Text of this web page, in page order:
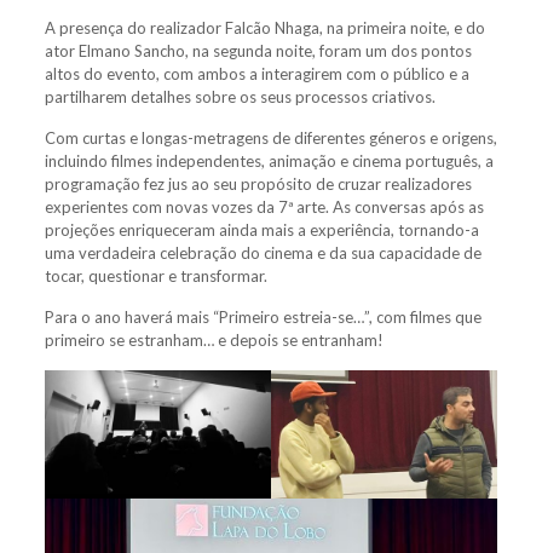
A presença do realizador Falcão Nhaga, na primeira noite, e do
ator Elmano Sancho, na segunda noite, foram um dos pontos
altos do evento, com ambos a interagirem com o público e a
partilharem detalhes sobre os seus processos criativos.
Com curtas e longas-metragens de diferentes géneros e origens,
incluindo filmes independentes, animação e cinema português, a
programação fez jus ao seu propósito de cruzar realizadores
experientes com novas vozes da 7ª arte. As conversas após as
projeções enriqueceram ainda mais a experiência, tornando-a
uma verdadeira celebração do cinema e da sua capacidade de
tocar, questionar e transformar.
Para o ano haverá mais “Primeiro estreia-se…”, com filmes que
primeiro se estranham… e depois se entranham!